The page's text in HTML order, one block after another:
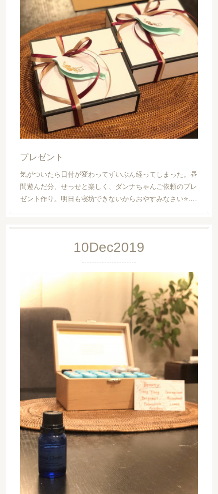
プレゼント
気がついたら日付が変わってずいぶん経ってしまった。昼
間遊んだ分、せっせと楽しく、ダンナちゃんご依頼のプレ
ゼント作り。明日も寝坊できないからおやすみなさい⭐.…
10Dec2019